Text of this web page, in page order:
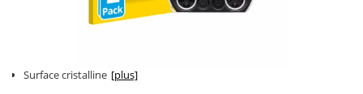
Surface cristalline [plus]